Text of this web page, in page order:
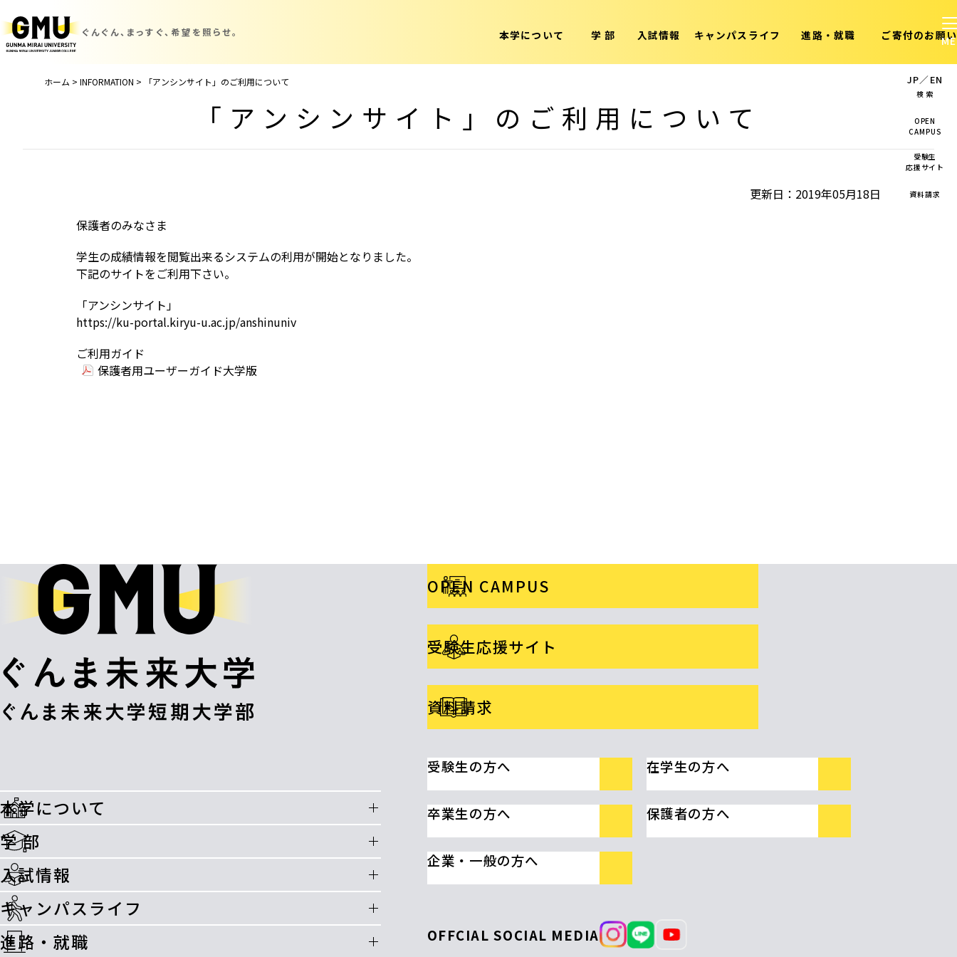
ぐんぐん、まっすぐ、 希望を照らせ。 本学について 学 部 入試情報 キャンパスライフ 進路・就職 ご寄付のお願い
ホーム > INFORMATION > 「アンシンサイト」のご利用について
「アンシンサイト」のご利用について
更新日：2019年05月18日
保護者のみなさま
学生の成績情報を閲覧出来るシステムの利用が開始となりました。
下記のサイトをご利用下さい。
「アンシンサイト」
https://ku-portal.kiryu-u.ac.jp/anshinuniv
ご利用ガイド
保護者用ユーザーガイド大学版
JP／EN
検 索
OPEN
CAMPUS
受験生
応援サイト
資料請求
本学について
学 部
入試情報
キャンパスライフ
進路・就職
OPEN CAMPUS
受験生応援サイト
資料請求
受験生の方へ 在学生の方へ
卒業生の方へ 保護者の方へ
企業・一般の方へ
OFFCIAL SOCIAL MEDIA